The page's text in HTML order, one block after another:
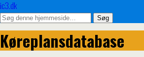
ic3.dk
Køreplansdatabase